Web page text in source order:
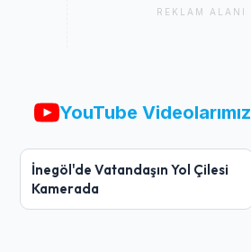
REKLAM ALANI
YouTube Videolarımız
İnegöl'de Vatandaşın Yol Çilesi
Kamerada